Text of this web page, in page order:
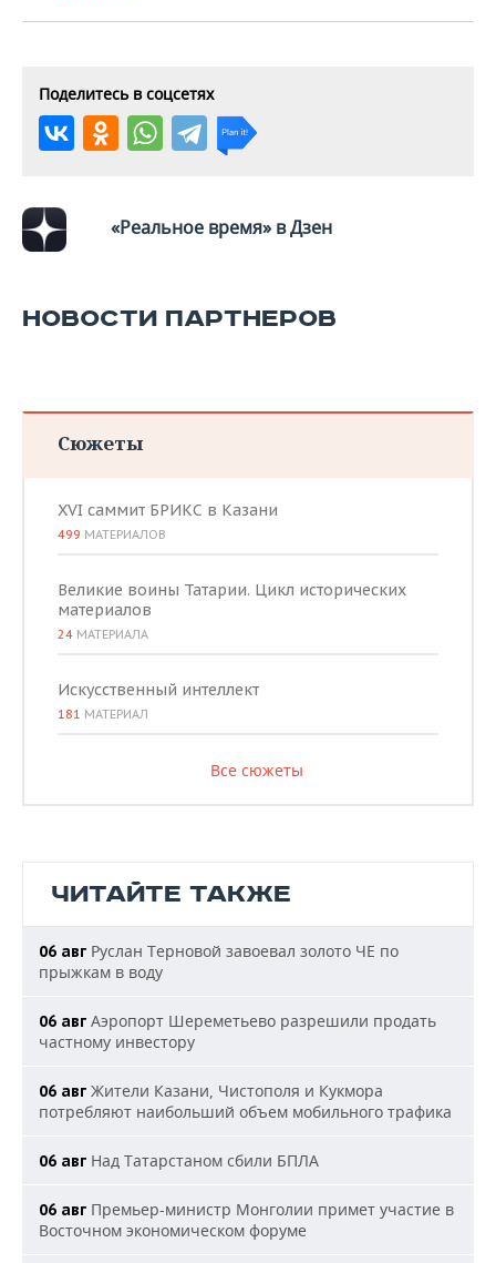
ВОЛЕЙБОЛ
ФИГУРНОЕ КАТАНИЕ
ХОККЕЙ С МЯЧОМ
ИСТОРИЯ
МЕДИЦИНА
ПРОИСШЕСТВИЯ
СПИСОК ПЕРСОН
ПОЛНАЯ ВЕРСИЯ
Поделитесь в соцсетях
«Реальное время» в Дзен
НОВОСТИ ПАРТНЕРОВ
Сюжеты
XVI саммит БРИКС в Казани
499 МАТЕРИАЛОВ
Великие воины Татарии. Цикл исторических
материалов
24 МАТЕРИАЛА
Искусственный интеллект
181 МАТЕРИАЛ
Все сюжеты
ЧИТАЙТЕ ТАКЖЕ
06 авг Руслан Терновой завоевал золото ЧЕ по
прыжкам в воду
06 авг Аэропорт Шереметьево разрешили продать
частному инвестору
06 авг Жители Казани, Чистополя и Кукмора
потребляют наибольший объем мобильного трафика
06 авг Над Татарстаном сбили БПЛА
06 авг Премьер-министр Монголии примет участие в
Восточном экономическом форуме